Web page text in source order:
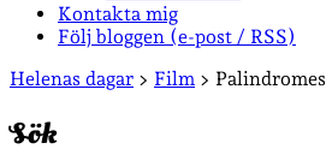
Kontakta mig
Följ bloggen (e-post / RSS)
Sidopanel
Helenas dagar > Film > Palindromes
Sök